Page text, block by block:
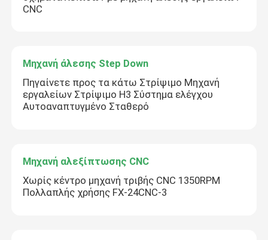
CNC
Μηχανή άλεσης Step Down
Πηγαίνετε προς τα κάτω Στρίψιμο Μηχανή
εργαλείων Στρίψιμο H3 Σύστημα ελέγχου
Αυτοαναπτυγμένο Σταθερό
Μηχανή αλεξίπτωσης CNC
Χωρίς κέντρο μηχανή τριβής CNC 1350RPM
Πολλαπλής χρήσης FX-24CNC-3